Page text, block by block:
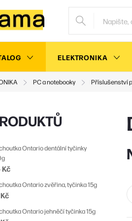
ELEKTRONIKA
PC a notebooky Příslušenství
Ontario dentální tyčinky
Kč
Ontario zvěřina, tyčinka 15g
Ontario jehněčí tyčinka 15g